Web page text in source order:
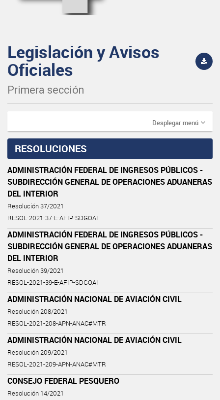
Legislación y Avisos
Oficiales
Primera sección
Desplegar menú
RESOLUCIONES
ADMINISTRACIÓN FEDERAL DE INGRESOS PÚBLICOS -
SUBDIRECCIÓN GENERAL DE OPERACIONES ADUANERAS
DEL INTERIOR
Resolución 37/2021
RESOL-2021-37-E-AFIP-SDGOAI
ADMINISTRACIÓN FEDERAL DE INGRESOS PÚBLICOS -
SUBDIRECCIÓN GENERAL DE OPERACIONES ADUANERAS
DEL INTERIOR
Resolución 39/2021
RESOL-2021-39-E-AFIP-SDGOAI
ADMINISTRACIÓN NACIONAL DE AVIACIÓN CIVIL
Resolución 208/2021
RESOL-2021-208-APN-ANAC#MTR
ADMINISTRACIÓN NACIONAL DE AVIACIÓN CIVIL
Resolución 209/2021
RESOL-2021-209-APN-ANAC#MTR
CONSEJO FEDERAL PESQUERO
Resolución 14/2021